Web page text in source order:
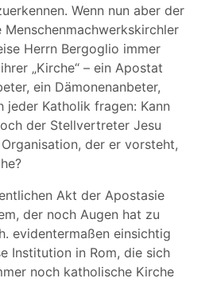
Wenn nun aber der
Menschenmachwerkskirchler
Herrn Bergoglio immer
„Kirche“ – ein Apostat
ein Dämonenanbeter,
jeder Katholik fragen: Kann
der Stellvertreter Jesu
der er vorsteht,
Akt der Apostasie
der noch Augen hat zu
evidentermaßen einsichtig
Institution in Rom, die sich
noch katholische Kirche